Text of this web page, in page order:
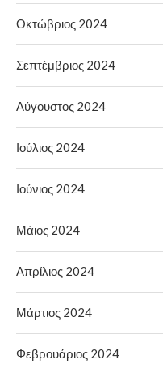
Οκτώβριος 2024
Σεπτέμβριος 2024
Αύγουστος 2024
Ιούλιος 2024
Ιούνιος 2024
Μάιος 2024
Απρίλιος 2024
Μάρτιος 2024
Φεβρουάριος 2024